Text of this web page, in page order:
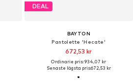
DEAL
BAYTON
Pantolette 'Hecate'
672,53 kr
Ordinarie pris: 934,07 kr
Senaste lägsta pris:672,53 kr